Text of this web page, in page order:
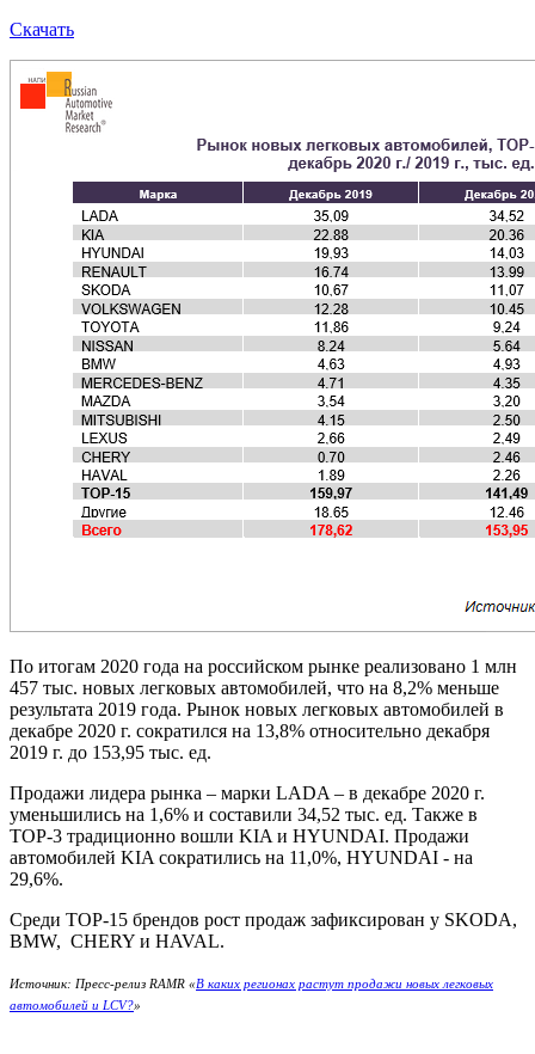
Скачать
По итогам 2020 года на российском рынке реализовано 1 млн
457 тыс. новых легковых автомобилей, что на 8,2% меньше
результата 2019 года. Рынок новых легковых автомобилей в
декабре 2020 г. сократился на 13,8% относительно декабря
2019 г. до 153,95 тыс. ед.
Продажи лидера рынка – марки LADA – в декабре 2020 г.
уменьшились на 1,6% и составили 34,52 тыс. ед. Также в
ТОР-3 традиционно вошли KIA и HYUNDAI. Продажи
автомобилей KIA сократились на 11,0%, HYUNDAI - на
29,6%.
Среди ТОР-15 брендов рост продаж зафиксирован у SKODA,
BMW, CHERY и HAVAL.
Источник: Пресс-релиз RAMR «В каких регионах растут продажи новых легковых
автомобилей и LCV?»